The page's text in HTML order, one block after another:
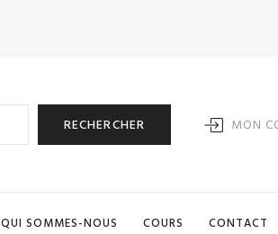
RECHERCHER MON
QUI SOMMES-NOUS COURS CONTACT